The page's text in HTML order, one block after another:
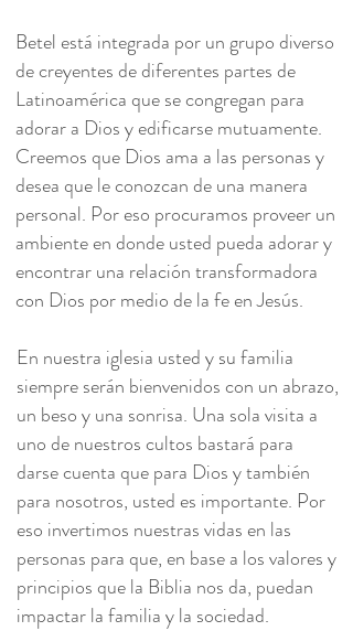
Betel está integrada por un grupo diverso
de creyentes de diferentes partes de
Latinoamérica que se congregan para
adorar a Dios y edificarse mutuamente.
Creemos que Dios ama a las personas y
desea que le conozcan de una manera
personal. Por eso procuramos proveer un
ambiente en donde usted pueda adorar y
encontrar una relación transformadora
con Dios por medio de la fe en Jesús.
En nuestra iglesia usted y su familia
siempre serán bienvenidos con un abrazo,
un beso y una sonrisa. Una sola visita a
uno de nuestros cultos bastará para
darse cuenta que para Dios y también
para nosotros, usted es importante. Por
eso invertimos nuestras vidas en las
personas para que, en base a los valores y
principios que la Biblia nos da, puedan
impactar la familia y la sociedad.